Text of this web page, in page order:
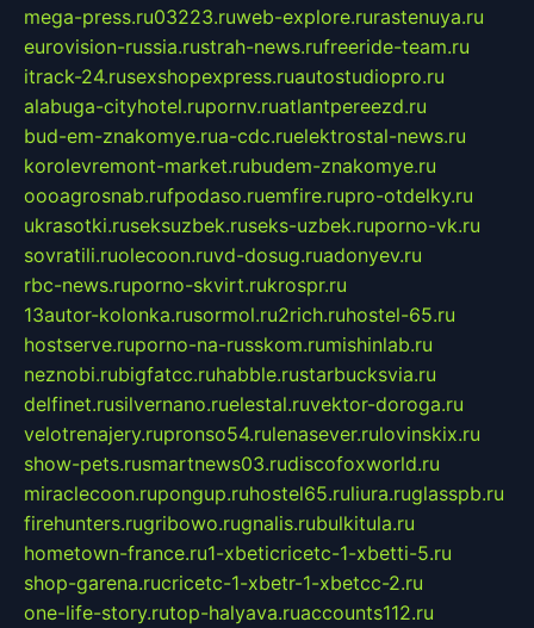
mega-press.ru03223.ruweb-explore.rurastenuya.ru
eurovision-russia.rustrah-news.rufreeride-team.ru
itrack-24.rusexshopexpress.ruautostudiopro.ru
alabuga-cityhotel.rupornv.ruatlantpereezd.ru
bud-em-znakomye.rua-cdc.ruelektrostal-news.ru
korolevremont-market.rubudem-znakomye.ru
oooagrosnab.rufpodaso.ruemfire.rupro-otdelky.ru
ukrasotki.ruseksuzbek.ruseks-uzbek.ruporno-vk.ru
sovratili.ruolecoon.ruvd-dosug.ruadonyev.ru
rbc-news.ruporno-skvirt.rukrospr.ru
13autor-kolonka.rusormol.ru2rich.ruhostel-65.ru
hostserve.ruporno-na-russkom.rumishinlab.ru
neznobi.rubigfatcc.ruhabble.rustarbucksvia.ru
delfinet.rusilvernano.ruelestal.ruvektor-doroga.ru
velotrenajery.rupronso54.rulenasever.rulovinskix.ru
show-pets.rusmartnews03.rudiscofoxworld.ru
miraclecoon.rupongup.ruhostel65.ruliura.ruglasspb.ru
firehunters.rugribowo.rugnalis.rubulkitula.ru
hometown-france.ru1-xbeticricetc-1-xbetti-5.ru
shop-garena.rucricetc-1-xbetr-1-xbetcc-2.ru
one-life-story.rutop-halyava.ruaccounts112.ru